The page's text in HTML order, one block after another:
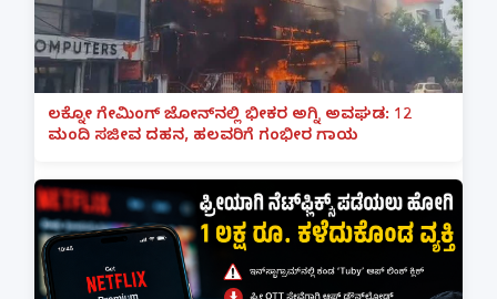
ಲಕ್ನೋ ಗೇಮಿಂಗ್ ಜೋನ್‌ನಲ್ಲಿ ಭೀಕರ ಅಗ್ನಿ ಅವಘಡ: 12
ಮಂದಿ ಸಜೀವ ದಹನ, ಹಲವರಿಗೆ ಗಂಭೀರ ಗಾಯ